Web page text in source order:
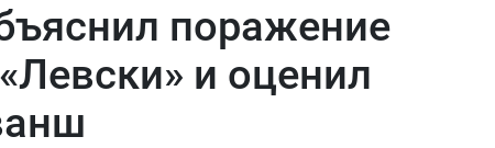
поражение
и оценил